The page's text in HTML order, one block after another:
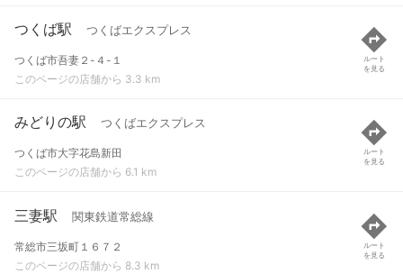
つくば駅 つくばエクスプレス
つくば市吾妻２-４-１
このページの店舗から 3.3 km
ルート
を見る
みどりの駅 つくばエクスプレス
つくば市大字花島新田
このページの店舗から 6.1 km
ルート
を見る
三妻駅 関東鉄道常総線
常総市三坂町１６７２
このページの店舗から 8.3 km
ルート
を見る